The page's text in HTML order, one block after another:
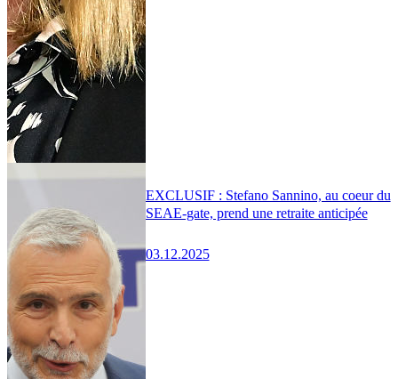
EXCLUSIF : Stefano Sannino, au coeur du
SEAE-gate, prend une retraite anticipée
03.12.2025